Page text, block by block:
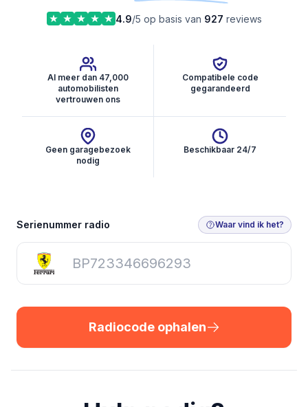
4.9/5 op basis van 927 reviews
Al meer dan 47,000
automobilisten
vertrouwen ons
Compatibele code
gegarandeerd
Geen garagebezoek
nodig
Beschikbaar 24/7
Radiocode ophalen
Serienummer radio Waar vind ik het?
Radiocode ophalen